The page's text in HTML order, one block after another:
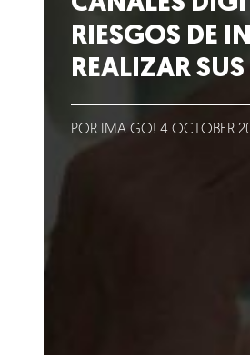
Talento
RIESGOS DE
REALIZAR
POR IMA GO! 4 OCTOBER